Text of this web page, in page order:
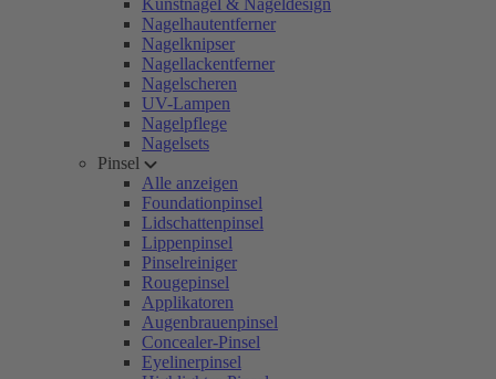
Kunstnägel & Nageldesign
Nagelhautentferner
Nagelknipser
Nagellackentferner
Nagelscheren
UV-Lampen
Nagelpflege
Nagelsets
Pinsel
Alle anzeigen
Foundationpinsel
Lidschattenpinsel
Lippenpinsel
Pinselreiniger
Rougepinsel
Applikatoren
Augenbrauenpinsel
Concealer-Pinsel
Eyelinerpinsel